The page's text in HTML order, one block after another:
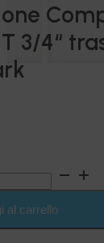
3/4“
al carrello